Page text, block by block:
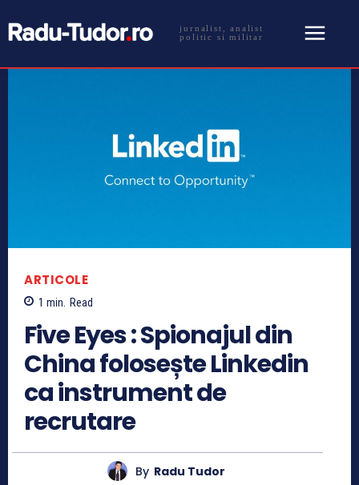
jurnalist, analist
politic si militar
ARTICOLE
1 min. Read
Five Eyes : Spionajul din
China folosește Linkedin
ca instrument de
recrutare
By Radu Tudor